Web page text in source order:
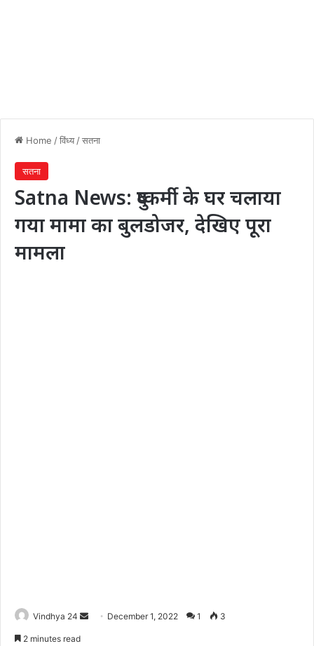
Home /विंध्य /सतना
सतना
Satna News: दुष्कर्मी के घर चलाया
गया मामा का बुलडोजर, देखिए पूरा
मामला
Vindhya 24
Send December 1, 2022 1 3
2 minutes read